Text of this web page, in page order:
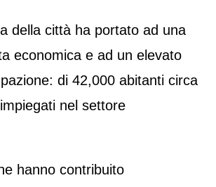
della città ha portato ad una
economica e ad un elevato
di 42,000 abitanti circa
nel settore
hanno contribuito